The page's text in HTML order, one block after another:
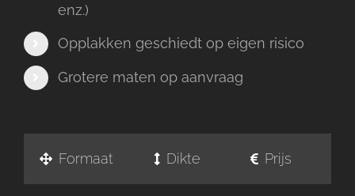
enz.)
Opplakken geschiedt op eigen risico
Grotere maten op aanvraag
Formaat Dikte Prijs